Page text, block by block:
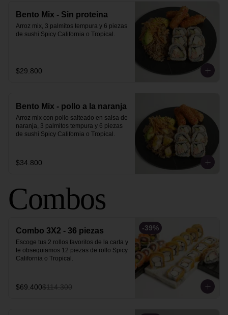
Bento Mix - Sin proteina
Arroz mix, 3 palmitos tempura y 6 piezas
de sushi Spicy California o Tropical.
$29.800
Bento Mix - pollo a la naranja
Arroz mix con pollo salteado en salsa de
naranja, 3 palmitos tempura y 6 piezas
de sushi Spicy California o Tropical.
$34.800
Combos
-39%
Combo 3X2 - 36 piezas
Escoge tus 2 rollos favoritos de la carta y
te obsequiamos 12 piezas de rollo Spicy
California o Tropical.
$69.400$114.300